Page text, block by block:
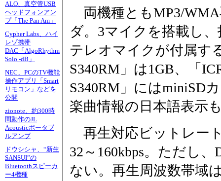
ALO、真空管USB
ヘッドフォンアン
プ「The Pan Am」
Cypher Labs、ハイ
レゾ携帯
DAC「AlgoRhythm
Solo -dB」
NEC、PCのTV機能
操作アプリ「Smart
リモコン」などを
公開
zionote、約300時
間動作のJL
Acousticポータブ
ルアンプ
ドウシシャ、“新生
SANSUI”の
Bluetoothスピーカ
ー4機種
両機種ともMP3/
ダ。3マイクを搭載し
テレオマイクが付属す
S340RM」は1GB、「
S340RM」にはminiSD
楽曲情報の日本語表示
再生対応ビットレー
32～160kbps。ただし
ない。再生周波数帯域